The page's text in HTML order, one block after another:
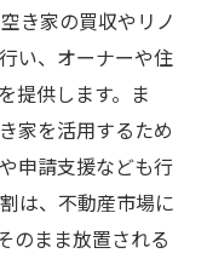
き家の買収やリノ
い、オーナーや住
提供します。ま
家を活用するため
申請支援なども行
は、不動産市場に
のまま放置される